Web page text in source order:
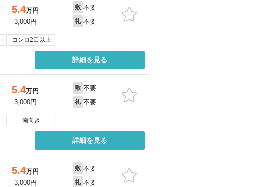
5.4万円
3,000円
敷 不要
礼 不要
コンロ2口以上
詳細を見る
5.4万円
3,000円
敷 不要
礼 不要
南向き
詳細を見る
5.4万円
3,000円
敷 不要
礼 不要